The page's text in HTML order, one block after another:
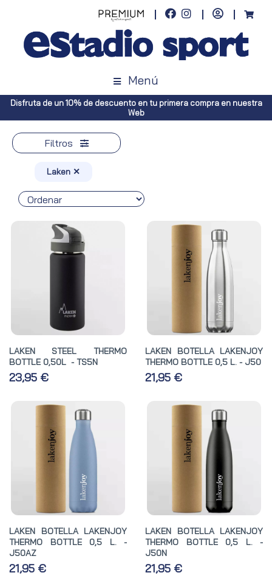
Menú
Envíos gratuitos a toda España (Canarias, pedidos
Península, pedidos superiores a 100€)
Filtros
Laken ✕
LAKEN STEEL THERMO
BOTTLE 0,50L - TS5N
23,95 €
LAKEN BOTELLA LAKENJOY
THERMO BOTTLE 0,5 L. - J50
21,95 €
LAKEN BOTELLA LAKENJOY
THERMO BOTTLE 0,5 L. -
J50AZ
21,95 €
LAKEN BOTELLA LAKENJOY
THERMO BOTTLE 0,5 L. -
J50N
21,95 €